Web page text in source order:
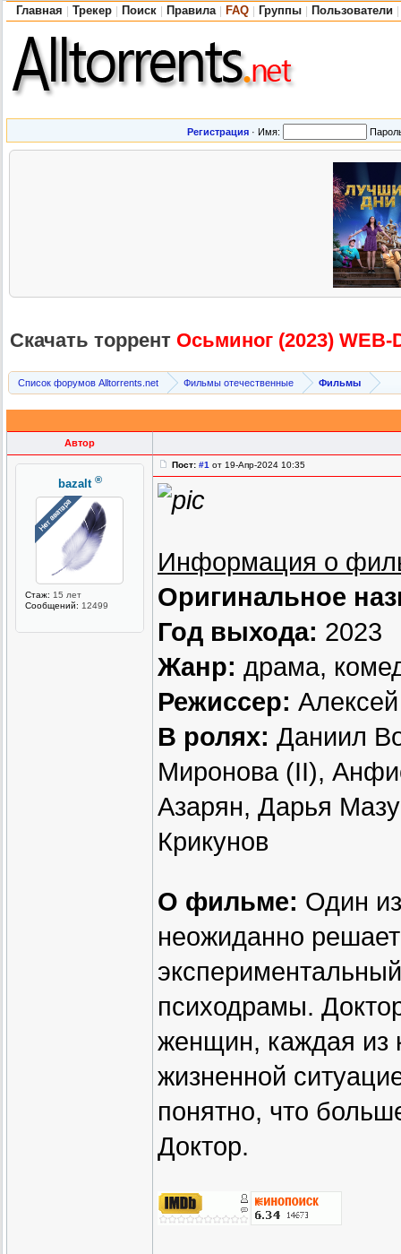
Главная Трекер Поиск Правила FAQ Группы Пользователи
Регистрация · Имя:
Скачать торрент Осьминог (2023) WEB-
Список форумов Alltorrents.net Фильмы отечественные Фильмы
Автор
bazalt ®
Стаж: 15 лет
Сообщений: 12499
Пост: #1 от 19-Апр-2024 10:35
Информация о
Оригинальное
Год выхода: 2023
Жанр: драма,
Режиссер:
В ролях: Даниил
Миронова (II),
Азарян, Дарья
Крикунов
О фильме: Один
неожиданно
психодрамы.
женщин, каждая из
жизненной
понятно, что
Доктор.